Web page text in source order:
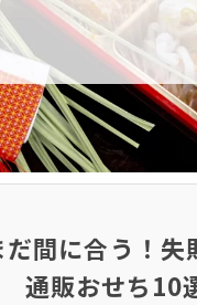
間に合う！失
通販おせち10